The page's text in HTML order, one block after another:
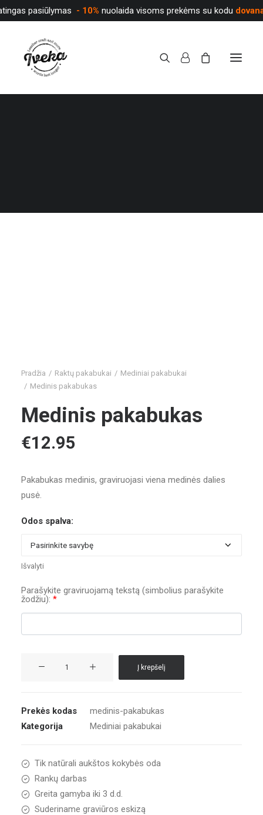
pasiūlymas - 10% nuolaida visoms prekėms su kodu
PARDUOTUVĖ
Pradžia Raktų pakabukai
Mediniai pakabukai
Medinis pakabukas
Medinis pakabukas
€12.95
Pakabukas medinis, graviruojasi viena medinės dalies
pusė.
Odos spalva:
Išvalyti
Parašykite graviruojamą tekstą (simbolius parašykite
žodžiu): *
pakabukas
Į krepšelį
Prekės kodas
medinis-pakabukas
Kategorija
Mediniai pakabukai
Tik natūrali aukštos kokybės oda
Rankų darbas
Greita gamyba iki 3 d.d.
Suderiname graviūros eskizą